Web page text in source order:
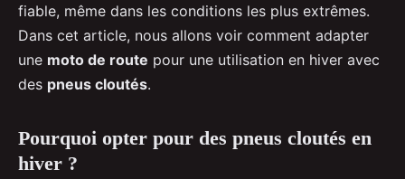
fiable, même dans les conditions les plus extrêmes.
Dans cet article, nous allons voir comment adapter
une moto de route pour une utilisation en hiver avec
des pneus cloutés.
Pourquoi opter pour des pneus cloutés en
hiver ?